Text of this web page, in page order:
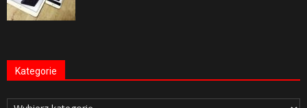
Kategorie
Kategorie